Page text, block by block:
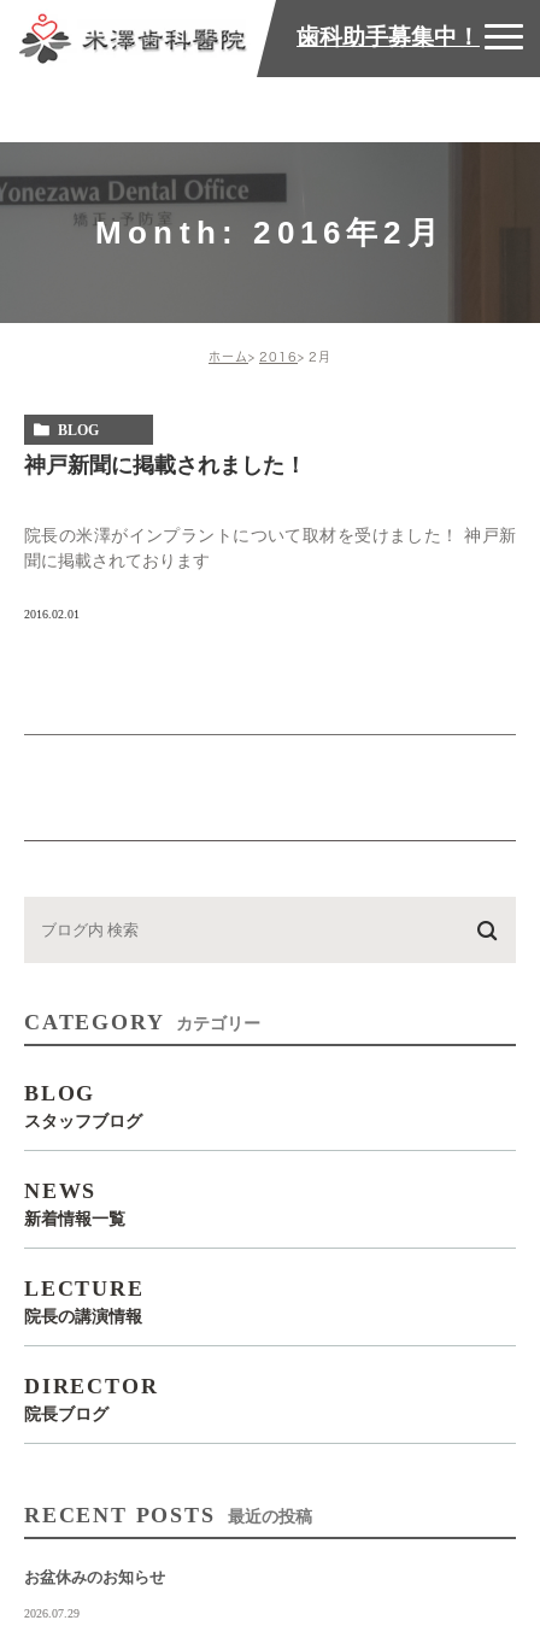
歯科助手募集中！
Month: 2016年2月
ホーム 2016 2月
BLOG
神戸新聞に掲載されました！
院長の米澤がインプラントについて取材を受けました！ 神戸新
聞に掲載されております
2016.02.01
CATEGORY カテゴリー
BLOG
スタッフブログ
NEWS
新着情報一覧
LECTURE
院長の講演情報
DIRECTOR
院長ブログ
RECENT POSTS 最近の投稿
お盆休みのお知らせ
2026.07.29